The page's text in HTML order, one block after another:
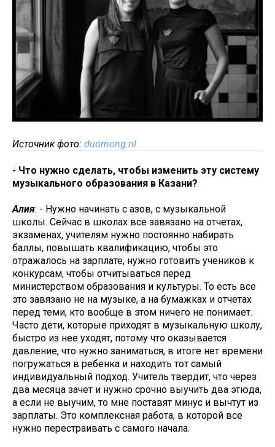
Источник фото: duomong.nl
- Что нужно сделать, чтобы изменить эту систему
музыкального образования в Казани?
Алия: - Нужно начинать с азов, с музыкальной
школы. Сейчас в школах все завязано на отчетах,
экзаменах, учителям нужно постоянно набирать
баллы, повышать квалификацию, чтобы это
отражалось на зарплате, нужно готовить учеников к
конкурсам, чтобы отчитываться перед
министерством образования и культуры. То есть все
это завязано не на музыке, а на бумажках и отчетах
перед теми, кто вообще в этом ничего не понимает.
Часто дети, которые приходят в музыкальную школу,
быстро из нее уходят, потому что оказывается
давление, что нужно заниматься, в итоге нет времени
погружаться в ребенка и находить тот самый
индивидуальный подход. Учитель твердит, что через
два месяца зачет и нужно срочно выучить два этюда,
а если не выучим, то мне поставят минус и вычтут из
зарплаты. Это комплексная работа, в которой все
нужно перестраивать с самого начала.